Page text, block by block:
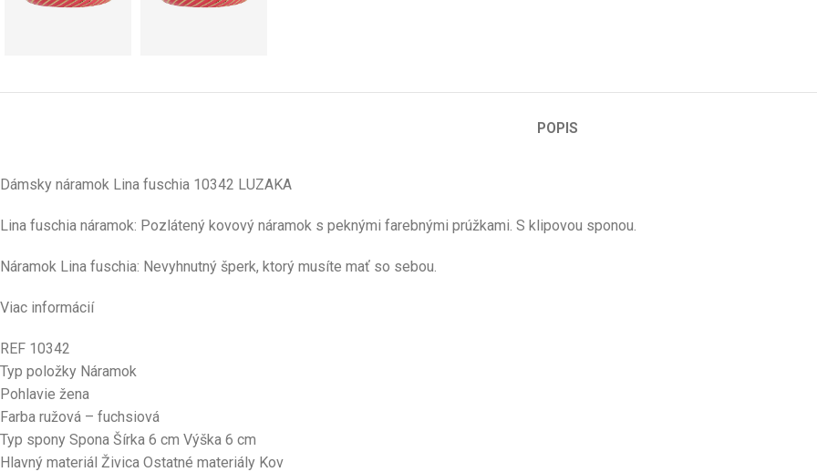
POPIS
Dámsky náramok Lina fuschia 10342 LUZAKA
Lina fuschia náramok: Pozlátený kovový náramok s peknými farebnými prúžkami. S klipovou sponou.
Náramok Lina fuschia: Nevyhnutný šperk, ktorý musíte mať so sebou.
Viac informácií
REF 10342
Typ položky Náramok
Pohlavie žena
Farba ružová – fuchsiová
Typ spony Spona Šírka 6 cm Výška 6 cm
Hlavný materiál Živica Ostatné materiály Kov